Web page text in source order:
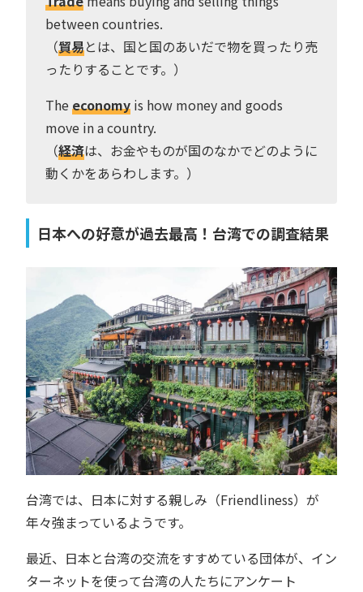
between countries.
（貿易とは、国と国のあいだで物を買ったり売
ったりすることです。）
Theeconomy is how money and goods
move in a country.
（経済は、お金やものが国のなかでどのように
動くかをあらわします。）
日本への好意が過去最高！台湾での調査結果
台湾では、日本に対する親しみ（Friendliness）が
年々強まっているようです。
最近、日本と台湾の交流をすすめている団体が、イン
ターネットを使って台湾の人たちにアンケート